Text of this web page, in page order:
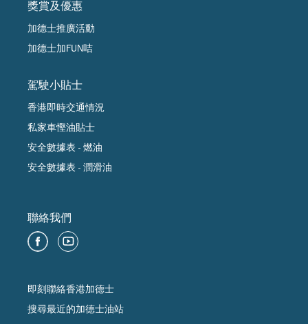
獎賞及優惠
加德士推廣活動
加德士加FUN咭
駕駛小貼士
香港即時交通情況
私家車慳油貼士
安全數據表 - 燃油
安全數據表 - 潤滑油
聯絡我們
即刻聯絡香港加德士
搜尋最近的加德士油站